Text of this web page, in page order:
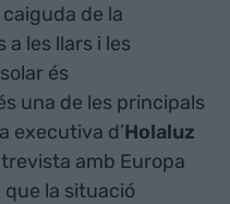
de la
a les llars i les
és
una de les principals
executiva d’Holaluz
amb Europa
la situació